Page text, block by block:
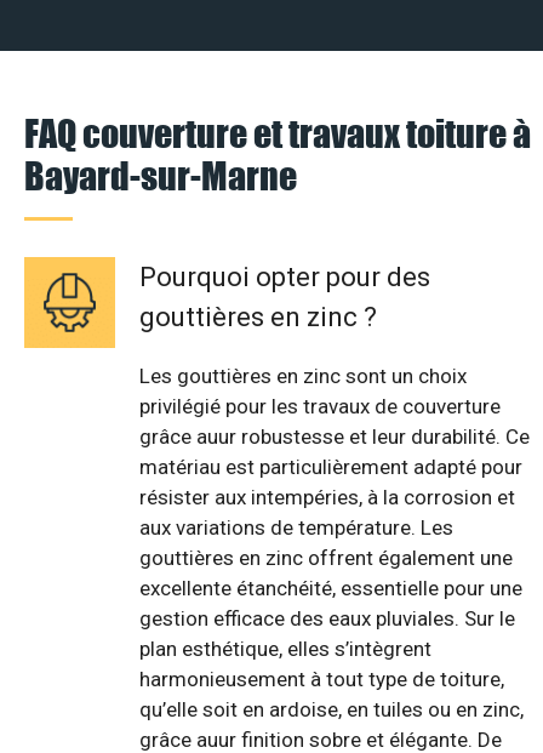
FAQ couverture et travaux toiture à
Bayard-sur-Marne
Pourquoi opter pour des
gouttières en zinc ?
Les gouttières en zinc sont un choix
privilégié pour les travaux de couverture
grâce auur robustesse et leur durabilité. Ce
matériau est particulièrement adapté pour
résister aux intempéries, à la corrosion et
aux variations de température. Les
gouttières en zinc offrent également une
excellente étanchéité, essentielle pour une
gestion efficace des eaux pluviales. Sur le
plan esthétique, elles s’intègrent
harmonieusement à tout type de toiture,
qu’elle soit en ardoise, en tuiles ou en zinc,
grâce auur finition sobre et élégante. De